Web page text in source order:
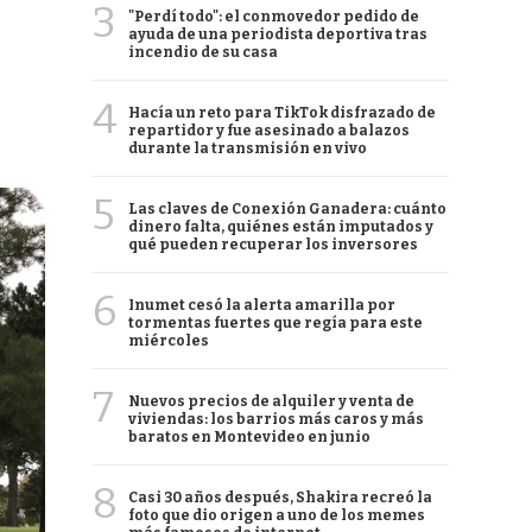
3
"Perdí todo": el conmovedor pedido de
ayuda de una periodista deportiva tras
incendio de su casa
4
Hacía un reto para TikTok disfrazado de
repartidor y fue asesinado a balazos
durante la transmisión en vivo
5
Las claves de Conexión Ganadera: cuánto
dinero falta, quiénes están imputados y
qué pueden recuperar los inversores
6
Inumet cesó la alerta amarilla por
tormentas fuertes que regía para este
miércoles
7
Nuevos precios de alquiler y venta de
viviendas: los barrios más caros y más
baratos en Montevideo en junio
8
Casi 30 años después, Shakira recreó la
foto que dio origen a uno de los memes